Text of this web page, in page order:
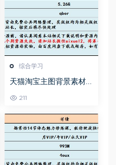
综合学习
天猫淘宝主图背景素材
源打包下载
211